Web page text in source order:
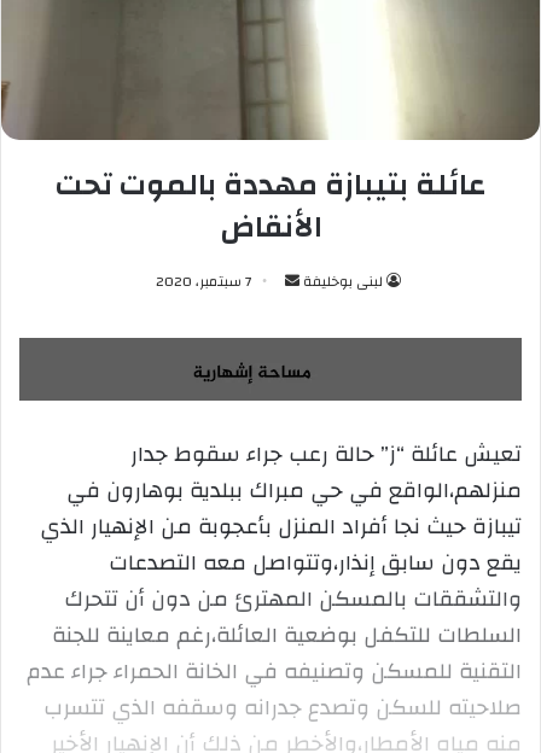
عائلة بتيبازة مهددة بالموت تحت
الأنقاض
لبنى بوخليفة
س
ل
ب
ي
د
إ
ل
ك
ن
7 سبتمبر، 2020
تعيش عائلة “ز” حالة رعب جراء سقوط جدار
منزلهم،الواقع في حي مبراك ببلدية بوهارون في
تيبازة حيث نجا أفراد المنزل بأعجوبة من الإنهيار الذي
يقع دون سابق إنذار،وتتواصل معه التصدعات
والتشققات بالمسكن المهترئ من دون أن تتحرك
السلطات للتكفل بوضعية العائلة،رغم معاينة للجنة
التقنية للمسكن وتصنيفه في الخانة الحمراء جراء عدم
صلاحيته للسكن وتصدع جدرانه وسقفه الذي تتسرب
منه مياه الأمطار،والأخطر من ذلك أن الإنهيار الأخير